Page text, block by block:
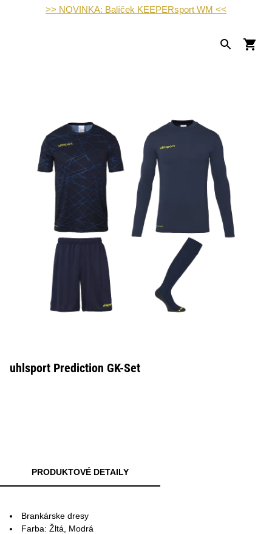
>> NOVINKA: Balíček KEEPERsport WM <<
uhlsport Prediction GK-Set
PRODUKTOVÉ DETAILY
Brankárske dresy
Farba: Žltá, Modrá